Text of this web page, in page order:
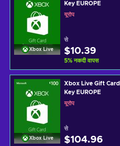
Xbox Live
Key EUROPE
यूरोप
से
$10.39
5% नकदी वापस
Xbox Live
Xbox Live Gift
Key EUROPE
यूरोप
से
$104.96